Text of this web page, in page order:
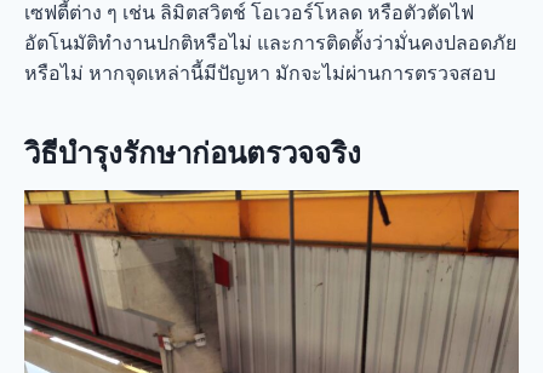
เซฟตี้ต่าง ๆ เช่น ลิมิตสวิตช์ โอเวอร์โหลด หรือตัวตัดไฟ
อัตโนมัติทำงานปกติหรือไม่ และการติดตั้งว่ามั่นคงปลอดภัย
หรือไม่ หากจุดเหล่านี้มีปัญหา มักจะไม่ผ่านการตรวจสอบ
วิธีบำรุงรักษาก่อนตรวจจริง